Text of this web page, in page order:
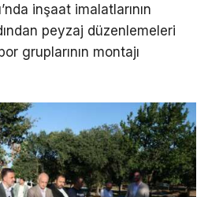
inşaat imalatlarının
peyzaj düzenlemeleri
gruplarının montajı